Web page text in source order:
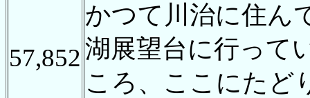
57,852
かつて川治に住ん
湖展望台に行って
ころ、ここにたど